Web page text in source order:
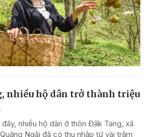
nhiều hộ dân trở thành triệu
nhiều hộ dân ở thôn Đăk Tang, xã
Ngãi đã có thu nhập từ vài trăm